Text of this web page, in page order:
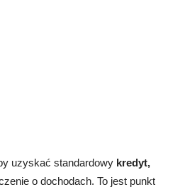
uzyskać standardowy kredyt,
o dochodach. To jest punkt